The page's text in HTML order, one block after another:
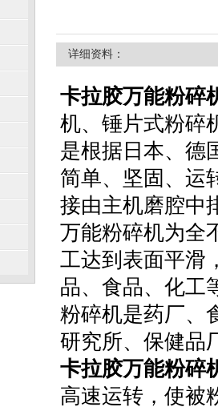
详细资料：
卡拉胶万能粉碎
机、锤片式粉碎
是根据日本、德
简单、坚固、运
接由主机磨腔中
万能粉碎机为全
工达到表面平滑
品、食品、化工
粉碎机是药厂、
研究所、保健品
卡拉胶万能粉碎
高速运转，使被